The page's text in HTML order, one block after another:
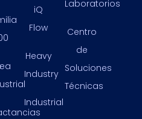
iQ
Flow
Heavy
Industry
Industrial
Laboratorios
Centro
de
Soluciones
Técnicas